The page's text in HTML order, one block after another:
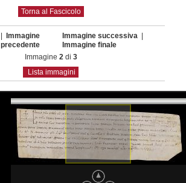
Torna al Fascicolo
Immagine
precedente
Immagine successiva
Immagine finale
Immagine 2di 3
Lista immagini